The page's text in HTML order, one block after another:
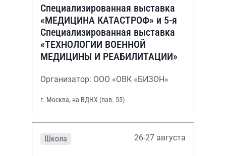
Специализированная выставка
«МЕДИЦИНА КАТАСТРОФ» и 5-я
Специализированная выставка
«ТЕХНОЛОГИИ ВОЕННОЙ
МЕДИЦИНЫ И РЕАБИЛИТАЦИИ»
Организатор: ООО «ОВК «БИЗОН»
г. Москва, на ВДНХ (пав. 55)
Школа 26-27 августа